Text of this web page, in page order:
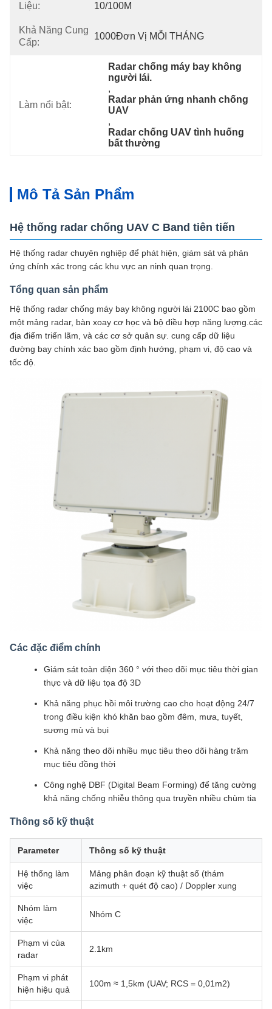
Liệu:
10/100M
Khả Năng Cung
Cấp:
1000Đơn Vị MỖI THÁNG
Làm nổi bật:
Radar chống máy bay không
người lái.
,
Radar phản ứng nhanh chống
UAV
,
Radar chống UAV tình huống
bất thường
Mô Tả Sản Phẩm
Hệ thống radar chống UAV C Band tiên tiến
Hệ thống radar chuyên nghiệp để phát hiện, giám sát và phản
ứng chính xác trong các khu vực an ninh quan trọng.
Tổng quan sản phẩm
Hệ thống radar chống máy bay không người lái 2100C bao gồm
một mảng radar, bàn xoay cơ học và bộ điều hợp năng lượng.các
địa điểm triển lãm, và các cơ sở quân sự. cung cấp dữ liệu
đường bay chính xác bao gồm định hướng, phạm vi, độ cao và
tốc độ.
Các đặc điểm chính
Giám sát toàn diện 360 ° với theo dõi mục tiêu thời gian
thực và dữ liệu tọa độ 3D
Khả năng phục hồi môi trường cao cho hoạt động 24/7
trong điều kiện khó khăn bao gồm đêm, mưa, tuyết,
sương mù và bụi
Khả năng theo dõi nhiều mục tiêu theo dõi hàng trăm
mục tiêu đồng thời
Công nghệ DBF (Digital Beam Forming) để tăng cường
khả năng chống nhiễu thông qua truyền nhiều chùm tia
Thông số kỹ thuật
Parameter Thông số kỹ thuật
Hệ thống làm
việc
Mảng phân đoạn kỹ thuật số (thám
azimuth + quét độ cao) / Doppler xung
Nhóm làm
việc
Nhóm C
Phạm vi của
radar
2.1km
Phạm vi phát
hiện hiệu quả
100m ≈ 1,5km (UAV; RCS = 0,01m2)